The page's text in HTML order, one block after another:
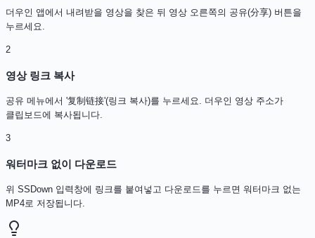
더우인 앱에서 내려받을 영상을 찾은 뒤 영상 오른쪽의 공유(分享) 버튼을
누르세요.
2
영상 링크 복사
공유 메뉴에서 '复制链接'(링크 복사)를 누르세요. 더우인 영상 주소가
클립보드에 복사됩니다.
3
워터마크 없이 다운로드
위 SSDown 입력창에 링크를 붙여넣고 다운로드를 누르면 워터마크 없는
MP4로 저장됩니다.